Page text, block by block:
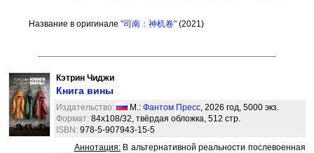
Название в оригинале "司南：神机卷"(2021)
Кэтрин Чиджи
Книга вины
Издательство: М.: Фантом Пресс, 2026 год, 5000 экз.
Формат: 84x108/32, твёрдая обложка, 512 стр.
ISBN: 978-5-907943-15-5
Аннотация:В альтернативной реальности послевоенная